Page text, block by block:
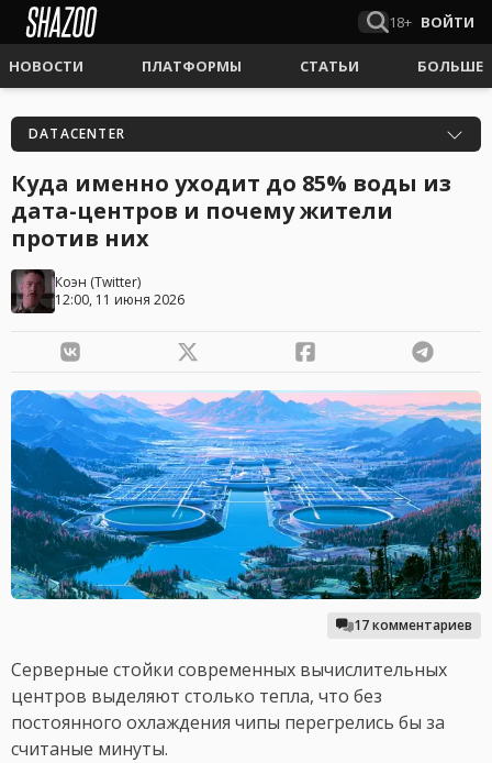
18+ ВОЙТИ
НОВОСТИ ПЛАТФОРМЫ СТАТЬИ БОЛЬШЕ
DATACENTER
Куда именно уходит до 85% воды из
дата-центров и почему жители
против них
Коэн (Twitter)
12:00, 11 июня 2026
17 комментариев
Серверные стойки современных вычислительных
центров выделяют столько тепла, что без
постоянного охлаждения чипы перегрелись бы за
считаные минуты.